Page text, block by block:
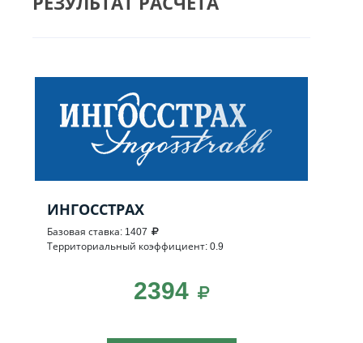
ИНГОССТРАХ
Базовая ставка: 1407
Территориальный коэффициент: 0.9
2394